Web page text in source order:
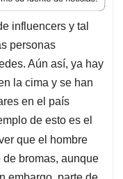
influencers y tal
personas
Aún así, ya hay
la cima y se han
en el país
de esto es el
que el hombre
bromas, aunque